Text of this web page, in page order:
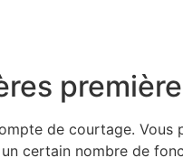
de courtage.
certain nombre de